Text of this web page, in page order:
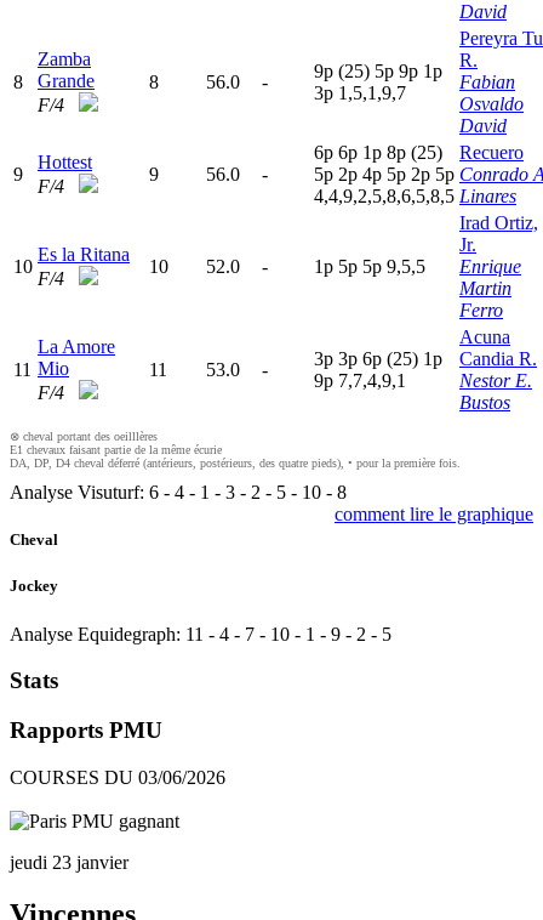
David
8
Zamba
Grande
F/4
8 56.0 -
9p (25) 5p 9p 1p
3p 1,5,1,9,7
Pereyra
R.
Fabian
Osvaldo
David
9
Hottest
F/4
9 56.0 -
6p 6p 1p 8p (25)
5p 2p 4p 5p 2p 5p
4,4,9,2,5,8,6,5,8,5
Recuero
Conrado
Linares
10
Es la Ritana
F/4
10 52.0 - 1p 5p 5p 9,5,5
Irad Ortiz,
Jr.
Enrique
Martin
Ferro
11
La Amore
Mio
F/4
11 53.0 -
3p 3p 6p (25) 1p
9p 7,7,4,9,1
Acuna
Candia R.
Nestor E.
Bustos
⊗ cheval portant des oeilllères
E1 chevaux faisant partie de la même écurie
DA, DP, D4 cheval déferré (antérieurs, postérieurs, des quatre pieds), • pour la première fois.
Analyse Visuturf: 6 - 4 - 1 - 3 - 2 - 5 - 10 - 8
comment lire le graphique
Cheval
Jockey
Analyse Equidegraph: 11 - 4 - 7 - 10 - 1 - 9 - 2 - 5
Stats
Rapports PMU
COURSES DU 03/06/2026
jeudi 23 janvier
Vincennes